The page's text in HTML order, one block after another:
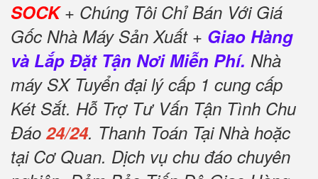
SOCK+ Chúng Tôi Chỉ Bán Với Giá
Gốc Nhà Máy Sản Xuất + Giao Hàng
và Lắp Đặt Tận Nơi Miễn Phí. Nhà
máy SX Tuyển đại lý cấp 1 cung cấp
Két Sắt. Hỗ Trợ Tư Vấn Tận Tình Chu
Đáo 24/24. Thanh Toán Tại Nhà hoặc
tại Cơ Quan. Dịch vụ chu đáo chuyên